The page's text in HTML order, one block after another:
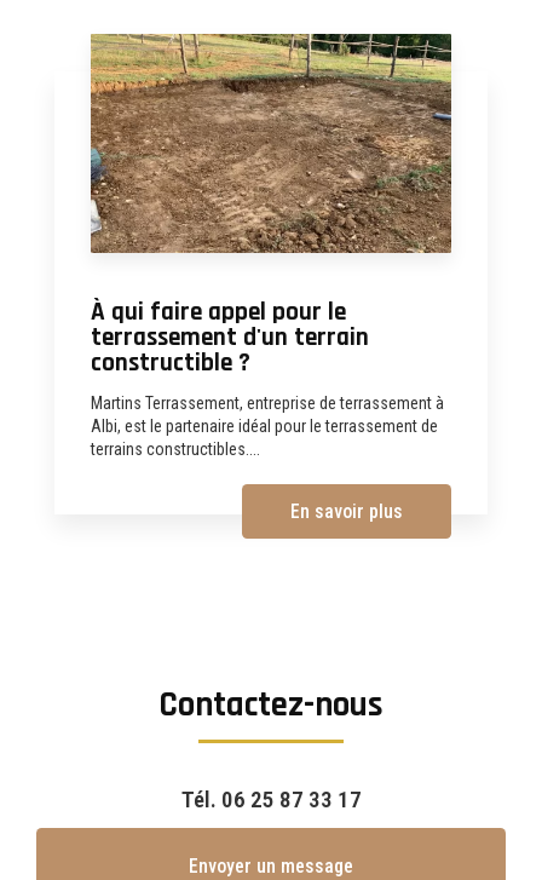
À qui faire appel pour le
terrassement d'un terrain
constructible ?
Martins Terrassement, entreprise de terrassement à
Albi, est le partenaire idéal pour le terrassement de
terrains constructibles....
En savoir plus
Contactez-nous
Tél. 06 25 87 33 17
Envoyer un message